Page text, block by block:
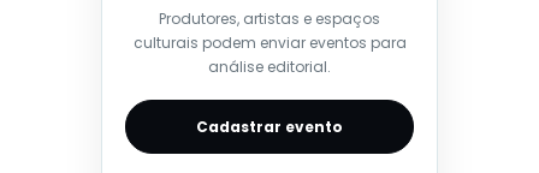
Produtores, artistas e espaços
culturais podem enviar eventos para
análise editorial.
Cadastrar evento